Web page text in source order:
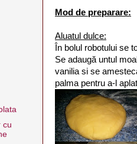
Mod de preparare:
Aluatul dulce:
În bolul robotului se
Se adaugă untul
vanilia si se
palma pentru a-l
cu